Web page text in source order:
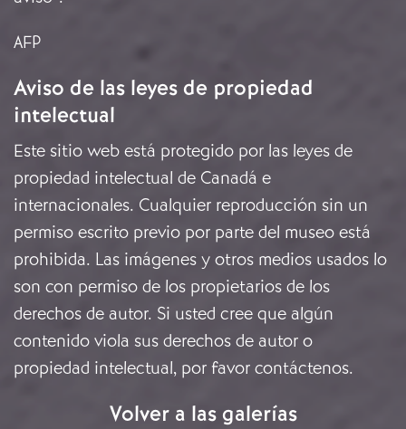
AFP
Aviso de las leyes de propiedad
intelectual
Este sitio web está protegido por las leyes de
propiedad intelectual de Canadá e
internacionales. Cualquier reproducción sin un
permiso escrito previo por parte del museo está
prohibida. Las imágenes y otros medios usados lo
son con permiso de los propietarios de los
derechos de autor. Si usted cree que algún
contenido viola sus derechos de autor o
propiedad intelectual, por favor contáctenos.
Volver a las galerías